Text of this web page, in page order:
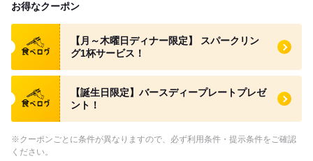
お得なクーポン
食べログ クーポン
【月～木曜日ディナー限定】 スパークリン
グ1杯サービス！
食べログ クーポン
【誕生日限定】バースディープレートプレゼ
ント！
※クーポンごとに条件が異なりますので、必ず利用条件・提示条件をご確認
ください。